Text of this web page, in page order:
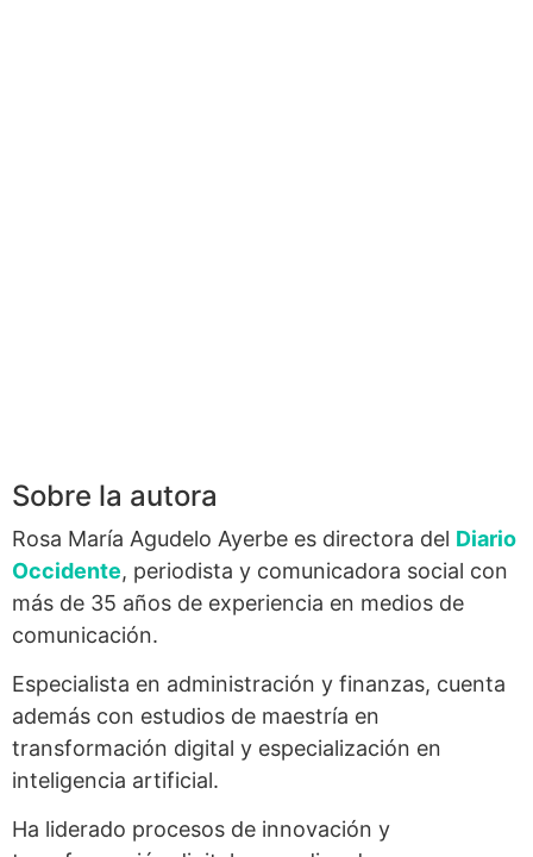
Sobre la autora
Rosa María Agudelo Ayerbe es directora del Diario
Occidente, periodista y comunicadora social con
más de 35 años de experiencia en medios de
comunicación.
Especialista en administración y finanzas, cuenta
además con estudios de maestría en
transformación digital y especialización en
inteligencia artificial.
Ha liderado procesos de innovación y